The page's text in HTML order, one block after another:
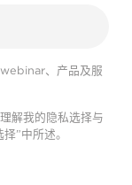
、产品及服
解我的隐私选择与
”中所述。